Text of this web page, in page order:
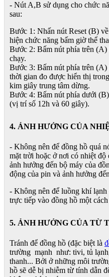
- Nút A,B sử dụng cho chức
sau:
Bước 1: Nhấn nút Reset (B)
hiện chức năng bấm giờ thể
Bước 2: Bấm nút phía trên
chạy.
Bước 3: Bấm nút phía trên
thời gian đo được hiển thị
kim giây trung tâm dừng.
Bước 4: Bấm nút phía dưới
(vị trí số 12h và 60 giây).
4. ẢNH HƯỞNG CỦA
- Không nên để đồng hồ quá
mặt trời hoặc ở nơi có nhiệt
ảnh hưởng đến bộ máy của
động của pin và ảnh hưởng
- Không nên để luồng khí lạnh
trực tiếp vào đồng hồ một
5. ẢNH HƯỞNG CỦA TỪ
Tránh để đồng hồ (đặc biệt là
trường mạnh như: tivi, tủ
thanh... Bởi ở những môi
hồ sẽ dễ bị nhiễm từ tính dẫn